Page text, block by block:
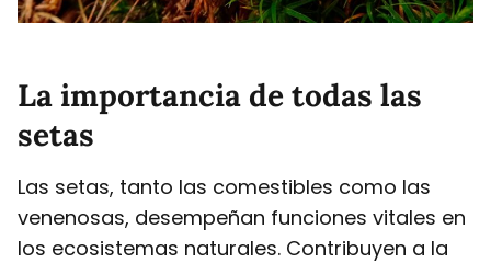
La importancia de todas las
setas
Las setas, tanto las comestibles como las
venenosas, desempeñan funciones vitales en
los ecosistemas naturales. Contribuyen a la